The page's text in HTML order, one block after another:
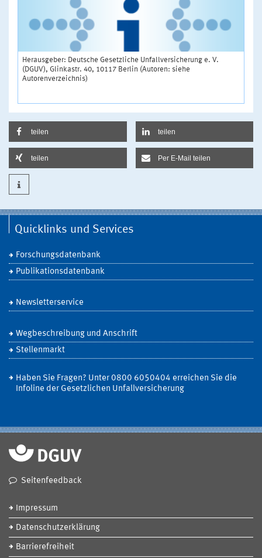
Herausgeber: Deutsche Gesetzliche Unfallversicherung e. V.
(DGUV), Glinkastr. 40, 10117 Berlin (Autoren: siehe
Autorenverzeichnis)
teilen teilen
teilen Per E-Mail teilen
Quicklinks und Services
Forschungsdatenbank
Publikationsdatenbank
Newsletterservice
Wegbeschreibung und Anschrift
Stellenmarkt
Haben Sie Fragen? Unter 0800 6050404 erreichen Sie die
Infoline der Gesetzlichen Unfallversicherung
Seitenfeedback
Impressum
Datenschutzerklärung
Barrierefreiheit